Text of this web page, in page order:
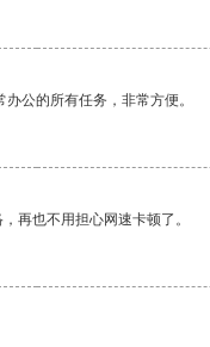
公的所有任务，非常方便。
再也不用担心网速卡顿了。